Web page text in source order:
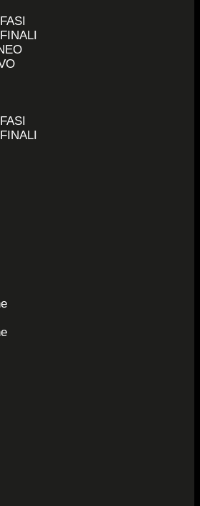
FASI
FINALI
FASI
FINALI